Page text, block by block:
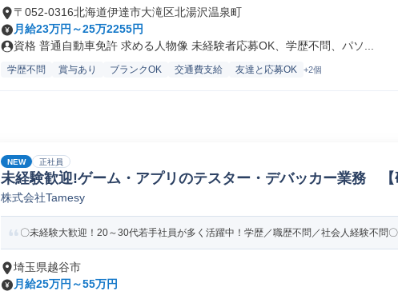
〒052-0316北海道伊達市大滝区北湯沢温泉町
月給23万円～25万2255円
資格 普通自動車免許 求める人物像 未経験者応募OK、学歴不問、パソ...
学歴不問 賞与あり ブランクOK 交通費支給 友達と応募OK +2個
NEW 正社員
未経験歓迎!ゲーム・アプリのテスター・デバッカー業務 【
二日制・土日祝!!】
株式会社Tamesy
〇未経験大歓迎！20～30代若手社員が多く活躍中！学歴／職歴不問／社会人経験不問〇
埼玉県越谷市
月給25万円～55万円